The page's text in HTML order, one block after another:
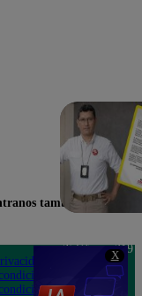
X
también en
Teléfono: 219
Av. San
Felipe 968